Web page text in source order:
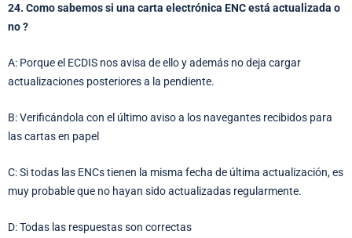
24. Como sabemos si una carta electrónica ENC está actualizada o
no ?
A: Porque el ECDIS nos avisa de ello y además no deja cargar
actualizaciones posteriores a la pendiente.
B: Verificándola con el último aviso a los navegantes recibidos para
las cartas en papel
C: Si todas las ENCs tienen la misma fecha de última actualización, es
muy probable que no hayan sido actualizadas regularmente.
D: Todas las respuestas son correctas